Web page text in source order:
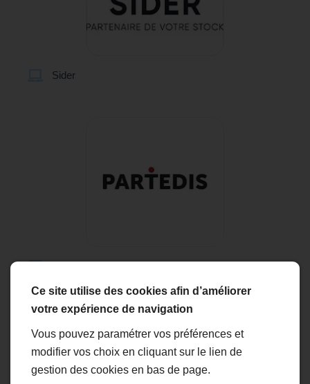
Sider
Ce site utilise des cookies afin d’améliorer
votre expérience de navigation
Vous pouvez paramétrer vos préférences et
modifier vos choix en cliquant sur le lien de
gestion des cookies en bas de page.